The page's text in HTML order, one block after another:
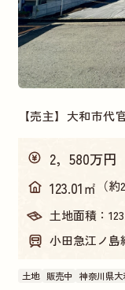
【売主】大和市代
2，580万円
123.01㎡ （
土地面積：
小田急江ノ島
土地 販売中 神奈川県大